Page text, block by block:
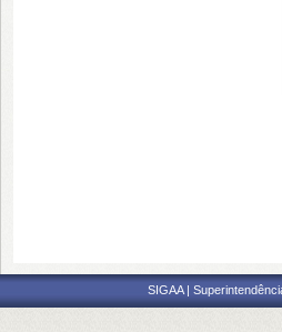
SIGAA |